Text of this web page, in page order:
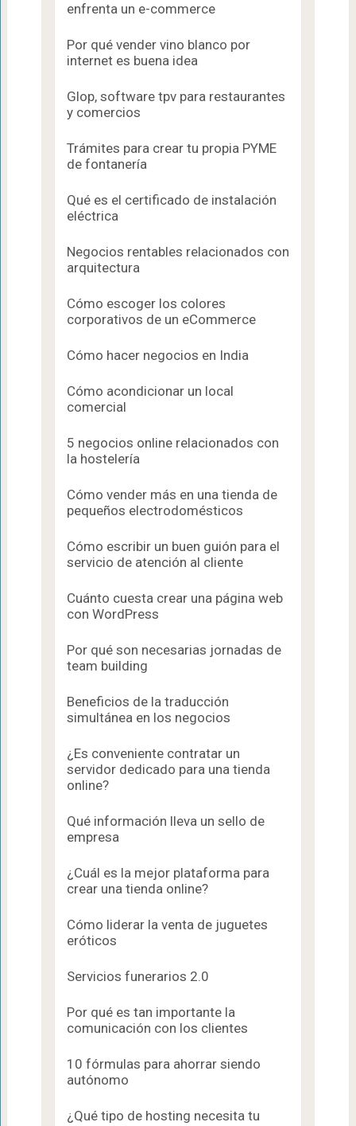
enfrenta un e-commerce
Por qué vender vino blanco por
internet es buena idea
Glop, software tpv para restaurantes
y comercios
Trámites para crear tu propia PYME
de fontanería
Qué es el certificado de instalación
eléctrica
Negocios rentables relacionados con
arquitectura
Cómo escoger los colores
corporativos de un eCommerce
Cómo hacer negocios en India
Cómo acondicionar un local
comercial
5 negocios online relacionados con
la hostelería
Cómo vender más en una tienda de
pequeños electrodomésticos
Cómo escribir un buen guión para el
servicio de atención al cliente
Cuánto cuesta crear una página web
con WordPress
Por qué son necesarias jornadas de
team building
Beneficios de la traducción
simultánea en los negocios
¿Es conveniente contratar un
servidor dedicado para una tienda
online?
Qué información lleva un sello de
empresa
¿Cuál es la mejor plataforma para
crear una tienda online?
Cómo liderar la venta de juguetes
eróticos
Servicios funerarios 2.0
Por qué es tan importante la
comunicación con los clientes
10 fórmulas para ahorrar siendo
autónomo
¿Qué tipo de hosting necesita tu